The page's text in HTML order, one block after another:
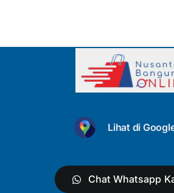
Kamar Mandi & Sanitair
Pengecetan & Pelapis
Produk Besi & Metal Lainnya
Uncategorized
Lihat di
Chat Whatsapp